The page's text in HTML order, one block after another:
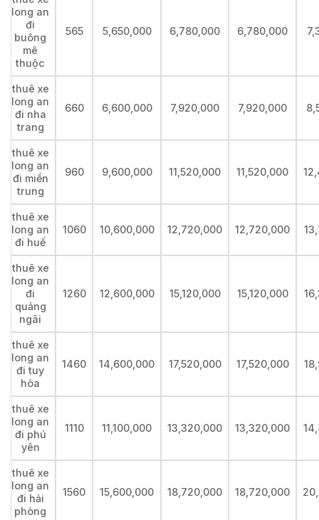
long an
đi
buông
mê
thuộc
565 5,650,000 6,780,000 6,780,000
thuê xe
long an
đi nha
trang
660 6,600,000 7,920,000 7,920,000
thuê xe
long an
đi miền
trung
960 9,600,000 11,520,000 11,520,000
thuê xe
long an
đi huế
1060 10,600,000 12,720,000 12,720,000
thuê xe
long an
đi
quảng
ngãi
1260 12,600,000 15,120,000 15,120,000
thuê xe
long an
đi tuy
hòa
1460 14,600,000 17,520,000 17,520,000
thuê xe
long an
đi phú
yên
1110 11,100,000 13,320,000 13,320,000
thuê xe
long an
đi hải
phòng
1560 15,600,000 18,720,000 18,720,000